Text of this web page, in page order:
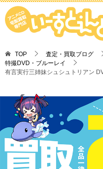
TOP 査定・買取ブログ
特撮DVD・ブルーレイ
有言実行三姉妹シュシュトリアン